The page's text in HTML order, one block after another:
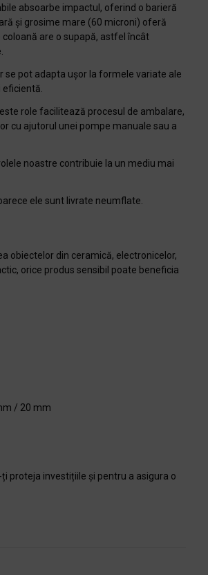
absoarbe impactul, oferind o barieră
și grosime mare (60 microni) oferă
are o supapă, astfel încât
se pot adapta ușor la formele variate ale
role facilitează procesul de ambalare,
cu ajutorul unei pompe manuale sau a
noastre contribuie la un mediu mai
ele sunt livrate neumflate.
obiectelor din ceramică, electronicelor,
orice produs sensibil poate beneficia
/ 20 mm
proteja investițiile și pentru a asigura o